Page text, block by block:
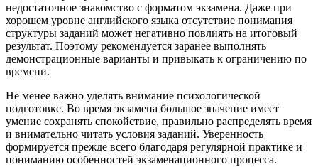
недостаточное знакомство с форматом экзамена. Даже при
хорошем уровне английского языка отсутствие понимания
структуры заданий может негативно повлиять на итоговый
результат. Поэтому рекомендуется заранее выполнять
демонстрационные варианты и привыкать к ограничению по
времени.
Не менее важно уделять внимание психологической
подготовке. Во время экзамена большое значение имеет
умение сохранять спокойствие, правильно распределять время
и внимательно читать условия заданий. Уверенность
формируется прежде всего благодаря регулярной практике и
пониманию особенностей экзаменационного процесса.